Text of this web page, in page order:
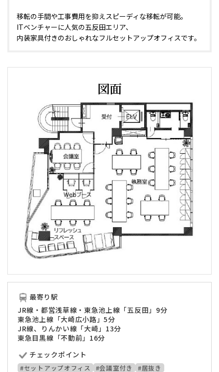
移転の手間や工事費用を抑えスピーディな移転が可能。
ITベンチャーに人気の五反田エリア、
内装家具付きのおしゃれなフルセットアップオフィスです。
図面
最寄り駅
JR線・都営浅草線・東急池上線「五反田」9分
東急池上線「大崎広小路」5分
JR線、りんかい線「大崎」13分
東急目黒線「不動前」16分
チェックポイント
#セットアップオフィス #会議室付き
#居抜き